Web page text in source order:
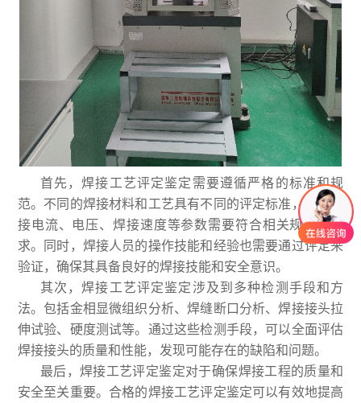
首先，焊接工艺评定鉴定需要遵循严格的标准和规
范。不同的焊接材料和工艺具有不同的评定标准，例如焊
接电流、电压、焊接速度等参数需要符合相关规范的要
求。同时，焊接人员的操作技能和经验也需要通过评定来
验证，确保其具备良好的焊接技能和安全意识。
其次，焊接工艺评定鉴定涉及到多种检测手段和方
法。包括金相显微组织分析、焊缝断口分析、焊接接头拉
伸试验、硬度测试等。通过这些检测手段，可以全面评估
焊接接头的质量和性能，发现可能存在的缺陷和问题。
最后，焊接工艺评定鉴定对于确保焊接工程的质量和
安全至关重要。合格的焊接工艺评定鉴定可以有效地提高